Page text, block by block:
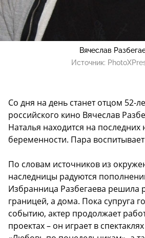
Вячеслав
Источник:
Со дня на день станет отцом 52-
российского кино Вячеслав
Наталья находится на последних
беременности. Пара
По словам источников из
наследницы радуются
Избранница Разбегаева решила
границей, а дома. Пока супруга
событию, актер продолжает
проектах – он играет в